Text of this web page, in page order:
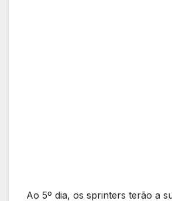
Ao 5º dia, os sprinters terão a